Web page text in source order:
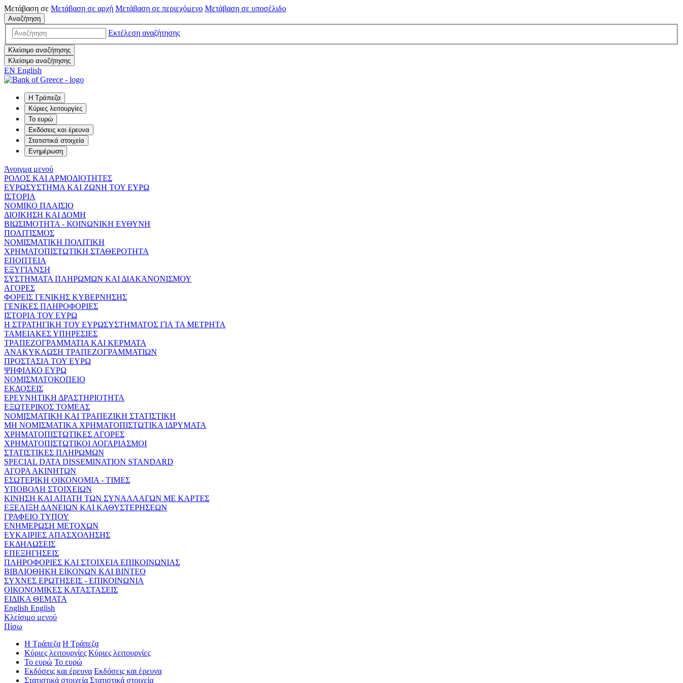
Μετάβαση σε Μετάβαση σε αρχή Μετάβαση σε περιεχόμενο Μετάβαση σε υποσέλιδο
Αναζήτηση
Εκτέλεση αναζήτησης
Κλείσιμο αναζήτησης
Κλείσιμο αναζήτησης
EN English
Η Τράπεζα
Κύριες λειτουργίες
Το ευρώ
Εκδόσεις και έρευνα
Στατιστικά στοιχεία
Ενημέρωση
Άνοιγμα μενού
ΡΟΛΟΣ ΚΑΙ ΑΡΜΟΔΙΟΤΗΤΕΣ
ΕΥΡΩΣΥΣΤΗΜΑ ΚΑΙ ΖΩΝΗ ΤΟΥ ΕΥΡΩ
ΙΣΤΟΡΙΑ
ΝΟΜΙΚΟ ΠΛΑΙΣΙΟ
ΔΙΟΙΚΗΣΗ ΚΑΙ ΔΟΜΗ
ΒΙΩΣΙΜΟΤΗΤΑ - ΚΟΙΝΩΝΙΚΗ ΕΥΘΥΝΗ
ΠΟΛΙΤΙΣΜΟΣ
ΝΟΜΙΣΜΑΤΙΚΗ ΠΟΛΙΤΙΚΗ
ΧΡΗΜΑΤΟΠΙΣΤΩΤΙΚΗ ΣΤΑΘΕΡΟΤΗΤΑ
ΕΠΟΠΤΕΙΑ
ΕΞΥΓΙΑΝΣΗ
ΣΥΣΤΗΜΑΤΑ ΠΛΗΡΩΜΩΝ ΚΑΙ ΔΙΑΚΑΝΟΝΙΣΜΟΥ
ΑΓΟΡΕΣ
ΦΟΡΕΙΣ ΓΕΝΙΚΗΣ ΚΥΒΕΡΝΗΣΗΣ
ΓΕΝΙΚΕΣ ΠΛΗΡΟΦΟΡΙΕΣ
ΙΣΤΟΡΙΑ ΤΟΥ ΕΥΡΩ
Η ΣΤΡΑΤΗΓΙΚΗ ΤΟΥ ΕΥΡΩΣΥΣΤΗΜΑΤΟΣ ΓΙΑ ΤΑ ΜΕΤΡΗΤΑ
ΤΑΜΕΙΑΚΕΣ ΥΠΗΡΕΣΙΕΣ
ΤΡΑΠΕΖΟΓΡΑΜΜΑΤΙΑ ΚΑΙ ΚΕΡΜΑΤΑ
ΑΝΑΚΥΚΛΩΣΗ ΤΡΑΠΕΖΟΓΡΑΜΜΑΤΙΩΝ
ΠΡΟΣΤΑΣΙΑ ΤΟΥ ΕΥΡΩ
ΨΗΦΙΑΚΟ ΕΥΡΩ
ΝΟΜΙΣΜΑΤΟΚΟΠΕΙΟ
ΕΚΔΟΣΕΙΣ
ΕΡΕΥΝΗΤΙΚΗ ΔΡΑΣΤΗΡΙΟΤΗΤΑ
ΕΞΩΤΕΡΙΚΟΣ ΤΟΜΕΑΣ
ΝΟΜΙΣΜΑΤΙΚΗ ΚΑΙ ΤΡΑΠΕΖΙΚΗ ΣΤΑΤΙΣΤΙΚΗ
ΜΗ ΝΟΜΙΣΜΑΤΙΚΑ ΧΡΗΜΑΤΟΠΙΣΤΩΤΙΚΑ ΙΔΡΥΜΑΤΑ
ΧΡΗΜΑΤΟΠΙΣΤΩΤΙΚΕΣ ΑΓΟΡΕΣ
ΧΡΗΜΑΤΟΠΙΣΤΩΤΙΚΟΙ ΛΟΓΑΡΙΑΣΜΟΙ
ΣΤΑΤΙΣΤΙΚΕΣ ΠΛΗΡΩΜΩΝ
SPECIAL DATA DISSEMINATION STANDARD
ΑΓΟΡΑ ΑΚΙΝΗΤΩΝ
ΕΣΩΤΕΡΙΚΗ ΟΙΚΟΝΟΜΙΑ - ΤΙΜΕΣ
ΥΠΟΒΟΛΗ ΣΤΟΙΧΕΙΩΝ
ΚΙΝΗΣΗ ΚΑΙ ΑΠΑΤΗ ΤΩΝ ΣΥΝΑΛΛΑΓΩΝ ΜΕ ΚΑΡΤΕΣ
ΕΞΕΛΙΞΗ ΔΑΝΕΙΩΝ ΚΑΙ ΚΑΘΥΣΤΕΡΗΣΕΩΝ
ΓΡΑΦΕΙΟ ΤΥΠΟΥ
ΕΝΗΜΕΡΩΣΗ ΜΕΤΟΧΩΝ
ΕΥΚΑΙΡΙΕΣ ΑΠΑΣΧΟΛΗΣΗΣ
ΕΚΔΗΛΩΣΕΙΣ
ΕΠΕΞΗΓΗΣΕΙΣ
ΠΛΗΡΟΦΟΡΙΕΣ ΚΑΙ ΣΤΟΙΧΕΙΑ ΕΠΙΚΟΙΝΩΝΙΑΣ
ΒΙΒΛΙΟΘΗΚΗ ΕΙΚΟΝΩΝ ΚΑΙ ΒΙΝΤΕΟ
ΣΥΧΝΕΣ ΕΡΩΤΗΣΕΙΣ - ΕΠΙΚΟΙΝΩΝΙΑ
ΟΙΚΟΝΟΜΙΚΕΣ ΚΑΤΑΣΤΑΣΕΙΣ
ΕΙΔΙΚΑ ΘΕΜΑΤΑ
English English
Κλείσιμο μενού
Πίσω
Η Τράπεζα Η Τράπεζα
Κύριες λειτουργίες Κύριες λειτουργίες
Το ευρώ Το ευρώ
Εκδόσεις και έρευνα Εκδόσεις και έρευνα
Στατιστικά στοιχεία Στατιστικά στοιχεία